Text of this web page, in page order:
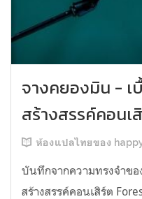
จางคยองมิน - เ
สร้างสรรค์คอนเ
ห้องแปลไทยของ
บันทึกจากความทรงจำขอ
สร้างสรรค์คอนเสิร์ต